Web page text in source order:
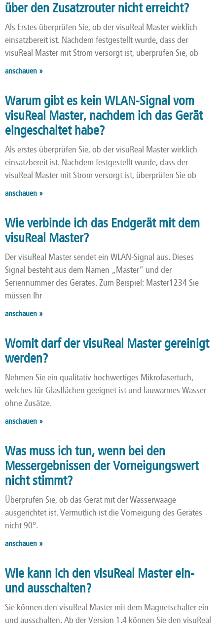
über den Zusatzrouter nicht erreicht?
Als Erstes überprüfen Sie, ob der visuReal Master wirklich
einsatzbereit ist. Nachdem festgestellt wurde, dass der
visuReal Master mit Strom versorgt ist, überprüfen Sie, ob
anschauen »
Warum gibt es kein WLAN-Signal vom
visuReal Master, nachdem ich das Gerät
eingeschaltet habe?
Als erstes überprüfen Sie, ob der visuReal Master wirklich
einsatzbereit ist. Nachdem festgestellt wurde, dass der
visuReal Master mit Strom versorgt ist, überprüfen Sie ob
anschauen »
Wie verbinde ich das Endgerät mit dem
visuReal Master?
Der visuReal Master sendet ein WLAN-Signal aus. Dieses
Signal besteht aus dem Namen „Master“ und der
Seriennummer des Gerätes. Zum Beispiel: Master1234 Sie
müssen Ihr
anschauen »
Womit darf der visuReal Master gereinigt
werden?
Nehmen Sie ein qualitativ hochwertiges Mikrofasertuch,
welches für Glasflächen geeignet ist und lauwarmes Wasser
ohne Zusätze.
anschauen »
Was muss ich tun, wenn bei den
Messergebnissen der Vorneigungswert
nicht stimmt?
Überprüfen Sie, ob das Gerät mit der Wasserwaage
ausgerichtet ist. Vermutlich ist die Vorneigung des Gerätes
nicht 90°.
anschauen »
Wie kann ich den visuReal Master ein-
und ausschalten?
Sie können den visuReal Master mit dem Magnetschalter ein-
und ausschalten. Ab der Version 1.4 können Sie den visuReal